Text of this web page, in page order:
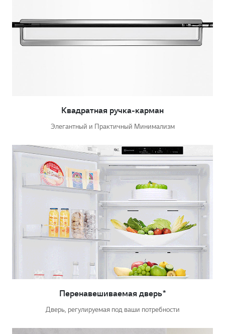
Квадратная ручка-карман
Элегантный и Практичный Минимализм
Перенавешиваемая дверь*
Дверь, регулируемая под ваши потребности